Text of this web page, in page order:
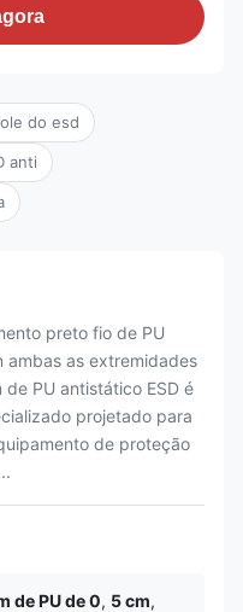
do esd
anti
preto fio de PU
ambas as extremidades
PU antistático ESD é
projetado para
de proteção
de PU de 0, 5 cm,